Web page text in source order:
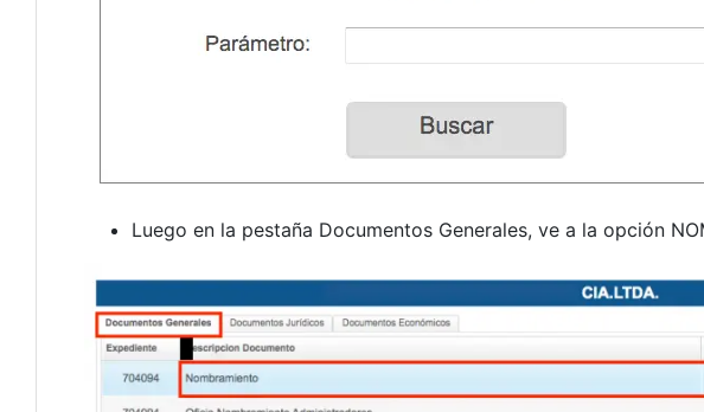
Luego en la pestaña Documentos Generales, ve a la opción